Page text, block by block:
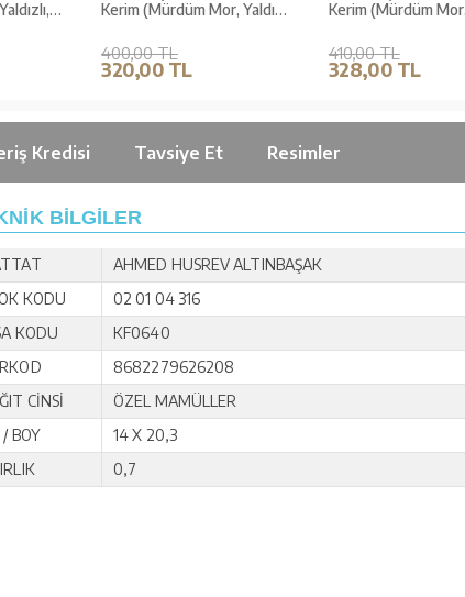
Kerim (Mürdüm Mor, Yaldızlı,
400,00 TL
320,00 TL
Kerim (Mürdüm
410,00 TL
328,00 TL
Kredisi Tavsiye Et Resimler
BİLGİLER
AHMED HUSREV ALTINBAŞAK
KODU
02 01 04 316
KODU
KF0640
8682279626208
CİNSİ
ÖZEL MAMÜLLER
/ BOY
14 X 20,3
0,7